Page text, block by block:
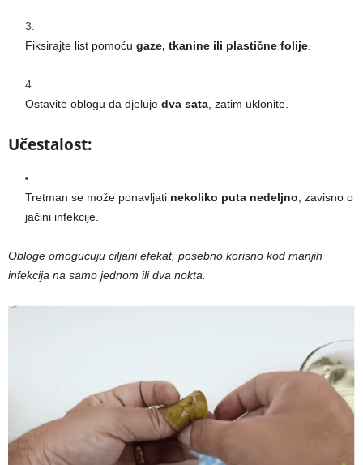
Fiksirajte list pomoću gaze, tkanine ili plastične folije.
Ostavite oblogu da djeluje dva sata, zatim uklonite.
Učestalost:
Tretman se može ponavljati nekoliko puta nedeljno, zavisno o
jačini infekcije.
Obloge omogućuju ciljani efekat, posebno korisno kod manjih
infekcija na samo jednom ili dva nokta.